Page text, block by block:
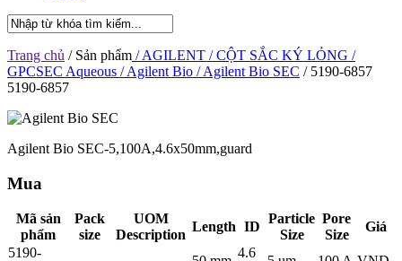
Trang chủ / Sản phẩm / AGILENT / CỘT SẮC KÝ LỎNG /
GPCSEC Aqueous / Agilent Bio / Agilent Bio SEC / 5190-6857
5190-6857
Agilent Bio SEC-5,100A,4.6x50mm,guard
Mua
Mã sản
phẩm
Pack
size
UOM
Description
Length ID
Particle
Size
Pore
Size
Giá
5190-
4.6